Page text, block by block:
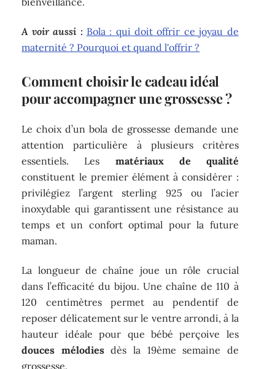
A voir aussi : Bola : qui doit offrir ce joyau de
maternité ? Pourquoi et quand l'offrir ?
Comment choisir le cadeau idéal
pour accompagner une grossesse ?
Le choix d’un bola de grossesse demande une
attention particulière à plusieurs critères
essentiels. Les matériaux de qualité
constituent le premier élément à considérer :
privilégiez l’argent sterling 925 ou l’acier
inoxydable qui garantissent une résistance au
temps et un confort optimal pour la future
maman.
La longueur de chaîne joue un rôle crucial
dans l’efficacité du bijou. Une chaîne de 110 à
120 centimètres permet au pendentif de
reposer délicatement sur le ventre arrondi, à la
hauteur idéale pour que bébé perçoive les
douces mélodiesdès la 19ème semaine de
grossesse.